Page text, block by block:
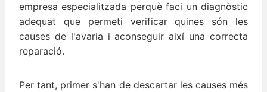
empresa especialitzada perquè faci un diagnòstic
adequat que permeti verificar quines són les
causes de l'avaria i aconseguir així una correcta
reparació.
Per tant, primer s'han de descartar les causes més